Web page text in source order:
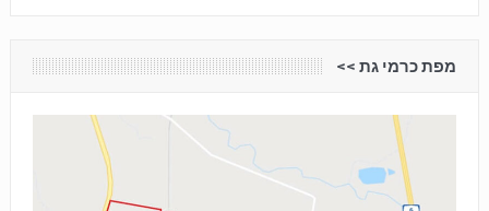
מפת כרמי גת <<